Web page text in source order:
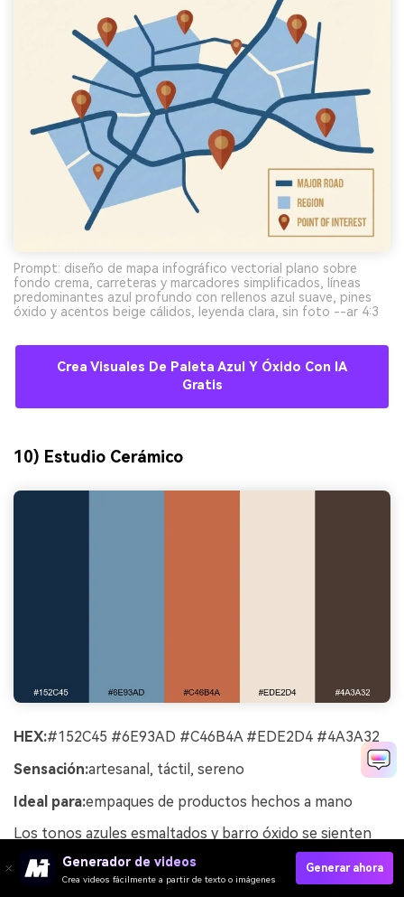
Prompt: diseño de mapa infográfico vectorial plano sobre
fondo crema, carreteras y marcadores simplificados, líneas
predominantes azul profundo con rellenos azul suave, pines
óxido y acentos beige cálidos, leyenda clara, sin foto --ar 4:3
Crea Visuales De Paleta Azul Y Óxido Con IA
Gratis
10) Estudio Cerámico
HEX:#152C45 #6E93AD #C46B4A #EDE2D4 #4A3A32
Sensación:artesanal, táctil, sereno
Ideal para:empaques de productos hechos a mano
Los tonos azules esmaltados y barro óxido se sienten
táctiles, como un estante de cerámica bajo la luz cálida
de la tarde. Los neutros crema y cacao hacen que el
Generador de videos
Crea videos fácilmente a partir de texto o imágenes
Generar ahora